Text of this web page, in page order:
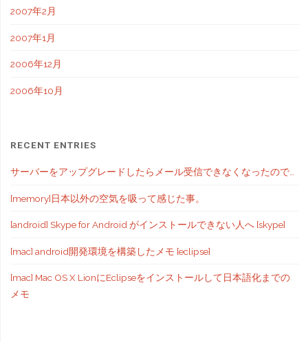
2007年2月
2007年1月
2006年12月
2006年10月
RECENT ENTRIES
サーバーをアップグレードしたらメール受信できなくなったので…
[memory]日本以外の空気を吸って感じた事。
[android] Skype for Android がインストールできない人へ [skype]
[mac] android開発環境を構築したメモ [eclipse]
[mac] Mac OS X LionにEclipseをインストールして日本語化までの
メモ